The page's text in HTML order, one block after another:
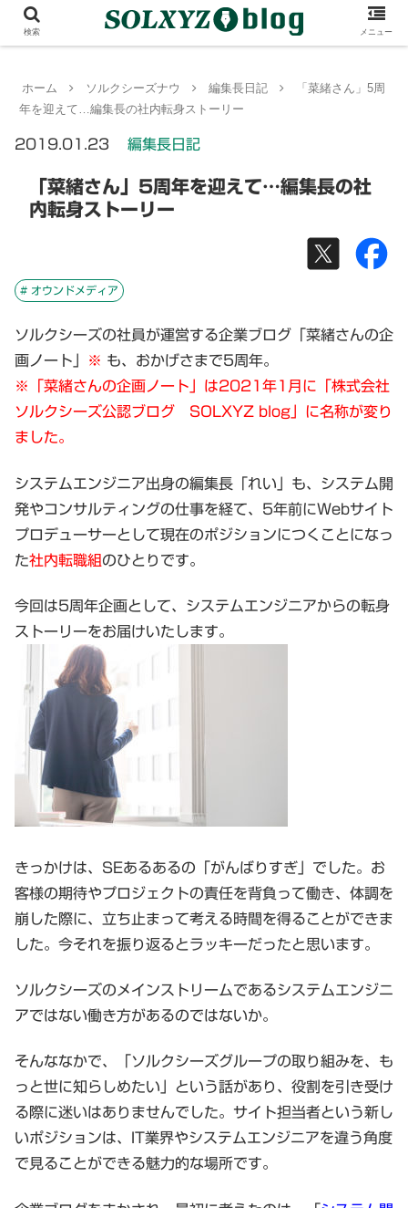
ホーム ソルクシーズナウ 編集長日記
「菜緒さん」5周
年を迎えて…編集長の社内転身ストーリー
2019.01.23 編集長日記
「菜緒さん」5周年を迎えて…編集長の社
内転身ストーリー
# オウンドメディア
ソルクシーズの社員が運営する企業ブログ「菜緒さんの企
画ノート」
※ も、おかげさまで5周年。
※「菜緒さんの企画ノート」は2021年1月に「株式会社
ソルクシーズ公認ブログ SOLXYZ blog」に名称が変り
ました。
システムエンジニア出身の編集長「れい」も、システム開
発やコンサルティングの仕事を経て、5年前にWebサイト
プロデューサーとして現在のポジションにつくことになっ
た社内転職組のひとりです。
今回は5周年企画として、システムエンジニアからの転身
ストーリーをお届けいたします。
きっかけは、SEあるあるの「がんばりすぎ」でした。お
客様の期待やプロジェクトの責任を背負って働き、体調を
崩した際に、立ち止まって考える時間を得ることができま
した。今それを振り返るとラッキーだったと思います。
ソルクシーズのメインストリームであるシステムエンジニ
アではない働き方があるのではないか。
そんななかで、「ソルクシーズグループの取り組みを、も
っと世に知らしめたい」という話があり、役割を引き受け
る際に迷いはありませんでした。サイト担当者という新し
いポジションは、IT業界やシステムエンジニアを違う角度
で見ることができる魅力的な場所です。
検索 メニュー